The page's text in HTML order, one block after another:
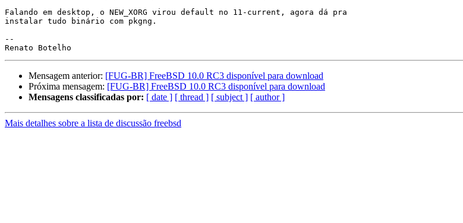
Falando em desktop, o NEW_XORG virou default no 11-current, agora dá pra
instalar tudo binário com pkgng.
--
Mensagem anterior: [FUG-BR] FreeBSD 10.0 RC3 disponível para download
Próxima mensagem: [FUG-BR] FreeBSD 10.0 RC3 disponível para download
Mensagens classificadas por: [ date ] [ thread ] [ subject ] [ author ]
Mais detalhes sobre a lista de discussão freebsd